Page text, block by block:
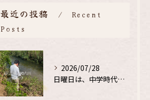
最近の投稿
Recent
Posts
2026/07/28
日曜日は、中学時代の、同級生と鮎釣り